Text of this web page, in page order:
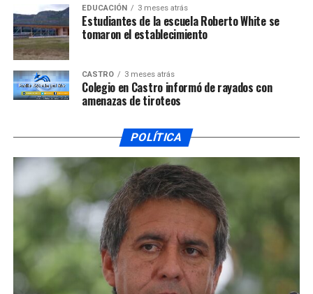
EDUCACIÓN 3 meses atrás
Estudiantes de la escuela Roberto White se
tomaron el establecimiento
CASTRO 3 meses atrás
Colegio en Castro informó de rayados con
amenazas de tiroteos
POLÍTICA